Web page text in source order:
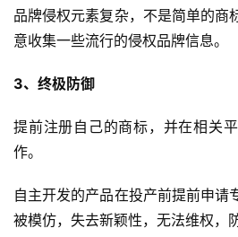
首
页
全
开
店
跨
境
品牌侵权元素复杂，不是简单的商
意收集一些流行的侵权品牌信息。
3、终极防御
提前注册自己的商标，并在相关
作。
自主开发的产品在投产前提前申请
被模仿，失去新颖性，无法维权，